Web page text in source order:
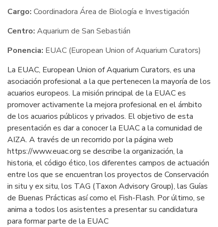
Cargo: Coordinadora Área de Biología e Investigación
Centro: Aquarium de San Sebastián
Ponencia: EUAC (European Union of Aquarium Curators)
La EUAC, European Union of Aquarium Curators, es una
asociación profesional a la que pertenecen la mayoría de los
acuarios europeos. La misión principal de la EUAC es
promover activamente la mejora profesional en el ámbito
de los acuarios públicos y privados. El objetivo de esta
presentación es dar a conocer la EUAC a la comunidad de
AIZA. A través de un recorrido por la página web
https://www.euac.org se describe la organización, la
historia, el código ético, los diferentes campos de actuación
entre los que se encuentran los proyectos de Conservación
in situ y ex situ, los TAG (Taxon Advisory Group), las Guías
de Buenas Prácticas así como el Fish-Flash. Por último, se
anima a todos los asistentes a presentar su candidatura
para formar parte de la EUAC